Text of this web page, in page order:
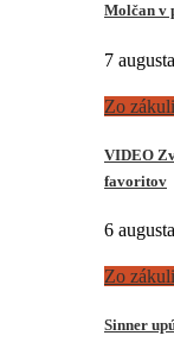
Molčan v
7
Zo
VIDEO
favoritov
6
Zo
Sinner